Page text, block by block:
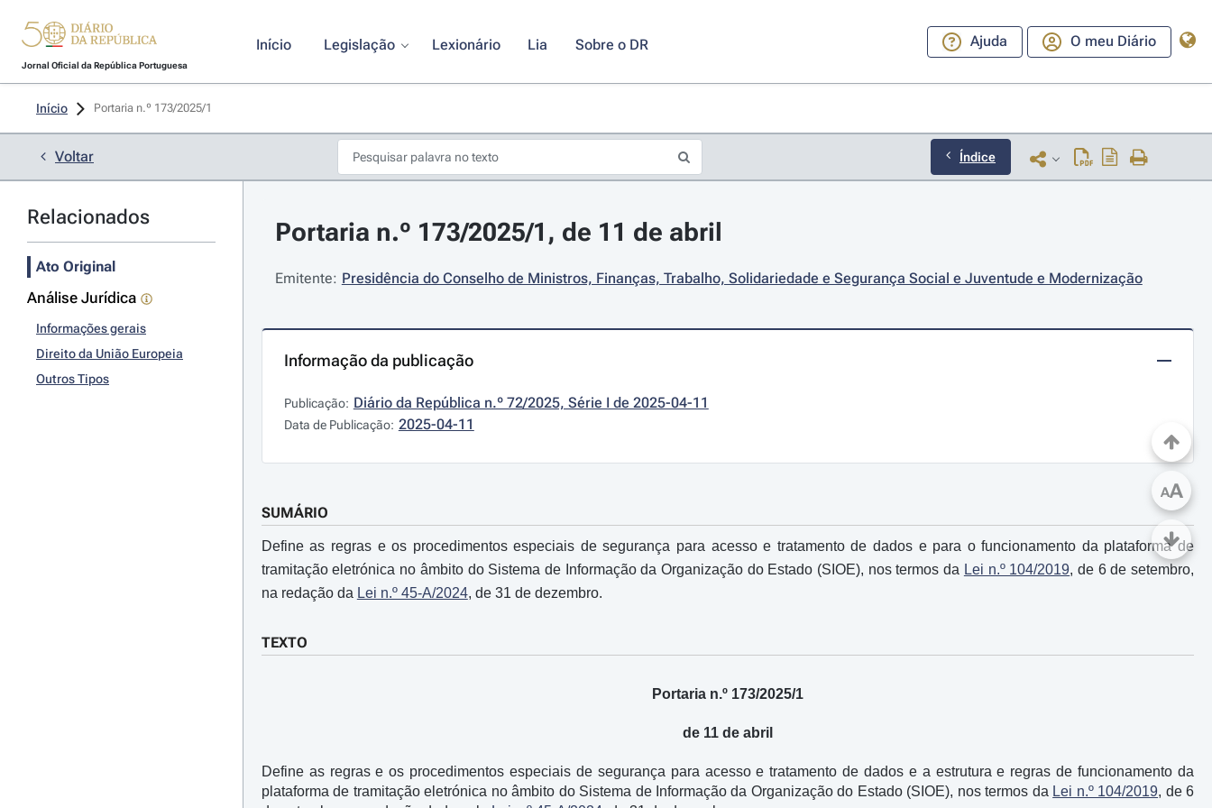
Jornal Oficial da República Portuguesa
Início Legislação Lexionário Lia Sobre o DR Ajuda O meu Diário
Início Portaria n.º 173/2025/1
Voltar Índice
Relacionados
Ato Original
Análise Jurídica
Informações gerais
Direito da União Europeia
Outros Tipos
Portaria n.º 173/2025/1, de 11 de abril
Emitente: Presidência do Conselho de Ministros, Finanças, Trabalho, Solidariedade e Segurança Social e Juventude e Modernização
Informação da publicação
Publicação: Diário da República n.º 72/2025, Série I de 2025-04-11
Data de Publicação: 2025-04-11
SUMÁRIO
Define as regras e os procedimentos especiais de segurança para acesso e tratamento de dados e para o funcionamento da plataforma de
tramitação eletrónica no âmbito do Sistema de Informação da Organização do Estado (SIOE), nos termos da Lei n.º 104/2019, de 6 de setembro,
na redação da Lei n.º 45-A/2024, de 31 de dezembro.
TEXTO
Portaria n.º 173/2025/1
de 11 de abril
Define as regras e os procedimentos especiais de segurança para acesso e tratamento de dados e a estrutura e regras de funcionamento da
plataforma de tramitação eletrónica no âmbito do Sistema de Informação da Organização do Estado (SIOE), nos termos da Lei n.º 104/2019, de 6
AA